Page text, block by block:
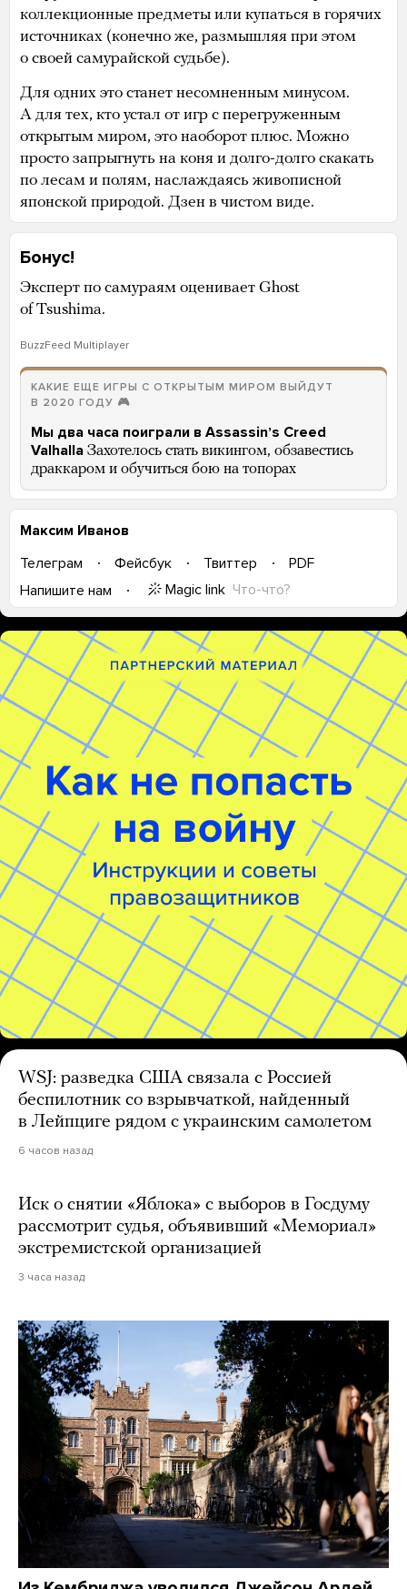
коллекционные предметы или купаться в горячих
источниках (конечно же, размышляя при этом
о своей самурайской судьбе).
Для одних это станет несомненным минусом.
А для тех, кто устал от игр с перегруженным
открытым миром, это наоборот плюс. Можно
просто запрыгнуть на коня и долго-долго скакать
по лесам и полям, наслаждаясь живописной
японской природой. Дзен в чистом виде.
Бонус!
Эксперт по самураям оценивает Ghost
of Tsushima.
BuzzFeed Multiplayer
КАКИЕ ЕЩЕ ИГРЫ С ОТКРЫТЫМ МИРОМ ВЫЙДУТ
В 2020 ГОДУ 🎮
Мы два часа поиграли в Assassinʼs Creed
Valhalla Захотелось стать викингом, обзавестись
драккаром и обучиться бою на топорах
Максим Иванов
Телеграм
Фейсбук Твиттер
PDF
Напишите нам
Magic link Что-что?
WSJ: разведка США связала с Россией
беспилотник со взрывчаткой, найденный
в Лейпциге рядом с украинским самолетом
6 часов назад
Иск о снятии «Яблока» с выборов в Госдуму
рассмотрит судья, объявивший «Мемориал»
экстремистской организацией
3 часа назад